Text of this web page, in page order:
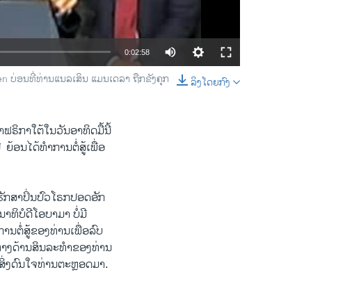
SHARE
0:02:58
ລິງໂດຍກົງ
ບ່ອນທີ່ທ່ານແນລເສິນ ແມນເດລາ ຖືກຂັງຄຸກ
ຟຣິກາ​ໃຕ້ໃນ​ວັນ​ອາທິດ​ມື້​ນີ້
ຍ້ອນ​ໄດ້​ທໍາ​ການ​ຕໍ່ສູ້​ເພື່ອ​
ກສາ​ປິ່ນປົວໂຣກປອດ​ອັກ​
າທິບໍດີ​ໂອ​ບາ​ມາ ບໍ່​ມີ​
ນ​ຕໍ່ສູ້​ຂອງ​ທ່ານ​ເພື່ອ​ລົບ​
ງ​ດ້ານ​ສິນລະ​ທໍາ​ຂອງ​ທ່ານ​
ງ​ດົນ​ໃຈ​ທ່ານ​ຕະຫຼອດມາ.